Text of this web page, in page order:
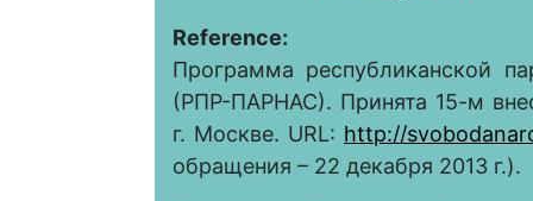
Reference:
Программа республиканской
(РПР-ПАРНАС). Принята 15-м
г. Москве. URL: http://
обращения – 22 декабря 2013 г.).